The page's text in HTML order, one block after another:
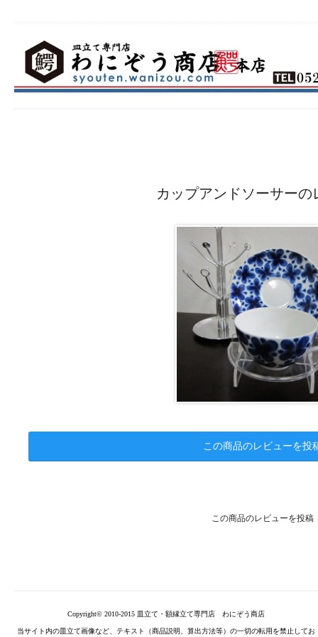
カップアンドソーサーの
この商品のレビューを投
この商品のレビューを投稿
Copyright© 2010-2015 皿立て・額縁立て専門店 わにぞう商店
当サイト内の皿立て画像など、テキスト（商品説明、算出方法等）の一切の転用を禁止してお